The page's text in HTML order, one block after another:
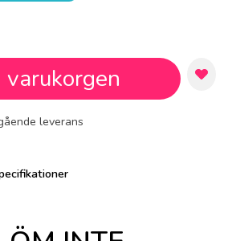
varukorgen
leverans